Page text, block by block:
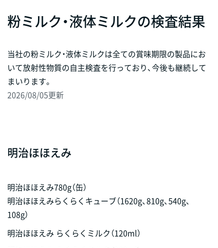
粉ミルク・液体ミルクの検査結果
当社の粉ミルク・液体ミルクは全ての賞味期限の製品にお
いて放射性物質の自主検査を行っており、今後も継続して
まいります。
2026/08/05更新
明治ほほえみ
明治ほほえみ780g（缶）
明治ほほえみらくらくキューブ（1620g、810g、540g、
108g）
明治ほほえみ らくらくミルク（120ml）